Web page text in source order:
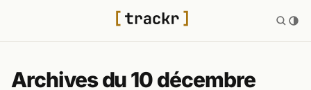
Archives du 10 décembre